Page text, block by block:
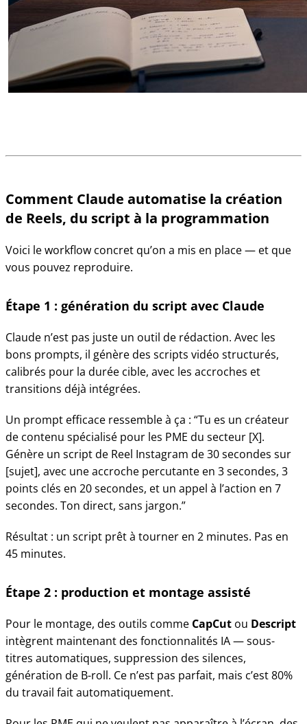
Comment Claude automatise la création
de Reels, du script à la programmation
Voici le workflow concret qu’on a mis en place — et que
vous pouvez reproduire.
Étape 1 : génération du script avec Claude
Claude n’est pas juste un outil de rédaction. Avec les
bons prompts, il génère des scripts vidéo structurés,
calibrés pour la durée cible, avec les accroches et
transitions déjà intégrées.
Un prompt efficace ressemble à ça : “Tu es un créateur
de contenu spécialisé pour les PME du secteur [X].
Génère un script de Reel Instagram de 30 secondes sur
[sujet], avec une accroche percutante en 3 secondes, 3
points clés en 20 secondes, et un appel à l’action en 7
secondes. Ton direct, sans jargon.”
Résultat : un script prêt à tourner en 2 minutes. Pas en
45 minutes.
Étape 2 : production et montage assisté
Pour le montage, des outils comme CapCut ou Descript
intègrent maintenant des fonctionnalités IA — sous-
titres automatiques, suppression des silences,
génération de B-roll. Ce n’est pas parfait, mais c’est 80%
du travail fait automatiquement.